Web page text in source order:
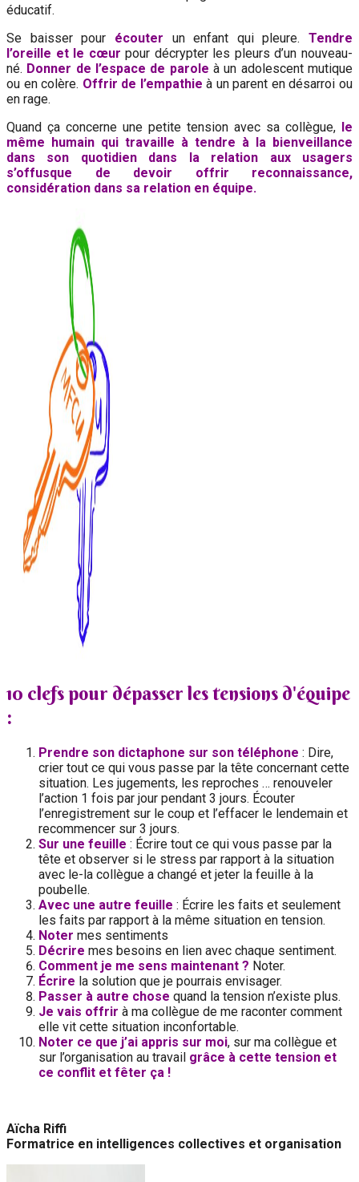
éducatif.
Se baisser pour écouter un enfant qui pleure. Tendre
l’oreille et le cœur pour décrypter les pleurs d’un nouveau-
né. Donner de l’espace de parole à un adolescent mutique
ou en colère. Offrir de l’empathie à un parent en désarroi ou
en rage.
Quand ça concerne une petite tension avec sa collègue, le
même humain qui travaille à tendre à la bienveillance
dans son quotidien dans la relation aux usagers
s’offusque de devoir offrir reconnaissance,
considération dans sa relation en équipe.
10 clefs pour dépasser les tensions d'équipe
:
‍Prendre son dictaphone sur son téléphone : Dire,
crier tout ce qui vous passe par la tête concernant cette
situation. Les jugements, les reproches … renouveler
l’action 1 fois par jour pendant 3 jours. Écouter
l’enregistrement sur le coup et l’effacer le lendemain et
recommencer sur 3 jours.
Sur une feuille : Écrire tout ce qui vous passe par la
tête et observer si le stress par rapport à la situation
avec le-la collègue a changé et jeter la feuille à la
poubelle.
Avec une autre feuille : Écrire les faits et seulement
les faits par rapport à la même situation en tension.
Noter mes sentiments
Décrire mes besoins en lien avec chaque sentiment.
Comment je me sens maintenant ? Noter.
Écrire la solution que je pourrais envisager.
Passer à autre chose quand la tension n’existe plus.
Je vais offrir à ma collègue de me raconter comment
elle vit cette situation inconfortable.
Noter ce que j’ai appris sur moi, sur ma collègue et
sur l’organisation au travail grâce à cette tension et
ce conflit et fêter ça !
Aïcha Riffi
Formatrice en intelligences collectives et organisation